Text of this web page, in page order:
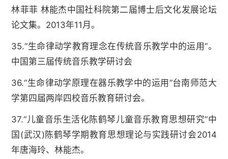
林菲菲 林能杰中国社科院第二届博士后文化发展论坛
论文集。2013年11月。
35.“生命律动学教育理念在传统音乐教学中的运用”。
中国第三届传统音乐教学研讨会
36.“生命律动学原理在器乐教学中的运用”台南师范大
学第四届两岸四校音乐教育研讨会。
37.“儿童音乐生活化陈鹤琴儿童音乐教育思想研究”中
国(武汉)陈鹤琴学期教育思想理论与实践研讨会2014
年唐海玲、林能杰。